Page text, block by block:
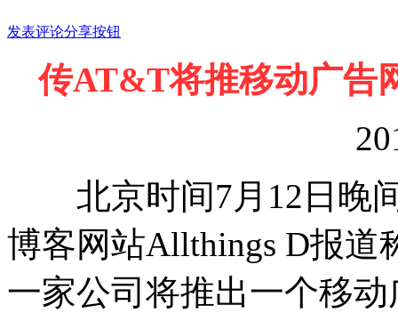
发表评论分享按钮
传AT&T将推移动广告
北京时间7月12日晚间
博客网站Allthings D报道
一家公司将推出一个移